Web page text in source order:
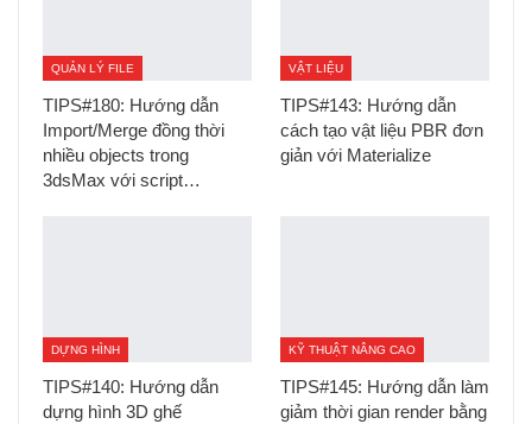
QUẢN LÝ FILE
TIPS#180: Hướng dẫn
Import/Merge đồng thời
nhiều objects trong
3dsMax với script…
VẬT LIỆU
TIPS#143: Hướng dẫn
cách tạo vật liệu PBR đơn
giản với Materialize
DỰNG HÌNH
TIPS#140: Hướng dẫn
dựng hình 3D ghế
KỸ THUẬT NÂNG CAO
TIPS#145: Hướng dẫn làm
giảm thời gian render bằng